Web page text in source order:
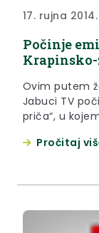
17. rujna 2014.
Počinje
Ovim putem
Jabuci TV
priča“, u
na dlanu.
Pročitaj